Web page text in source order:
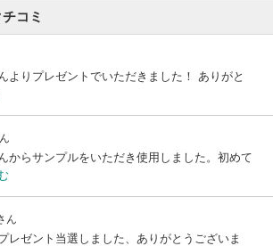
コミ
よりプレゼントでいただきました！ ありがと
からサンプルをいただき使用しました。初めて
ん
レゼント当選しました、ありがとうございま